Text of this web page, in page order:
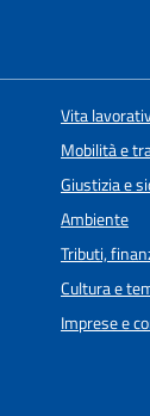
Vita
Mobilità e
Giustizia e
Ambiente
Tributi,
Cultura e
Imprese e